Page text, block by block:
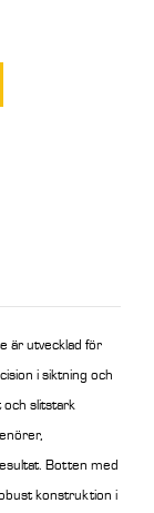
är utvecklad för
i siktning och
slitstark
Botten med
konstruktion i